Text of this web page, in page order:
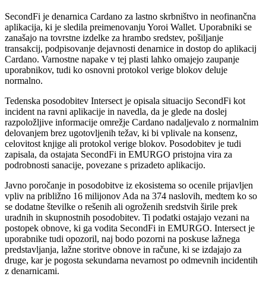
SecondFi je denarnica Cardano za lastno skrbništvo in neofinančna
aplikacija, ki je sledila preimenovanju Yoroi Wallet. Uporabniki se
zanašajo na tovrstne izdelke za hrambo sredstev, pošiljanje
transakcij, podpisovanje dejavnosti denarnice in dostop do aplikacij
Cardano. Varnostne napake v tej plasti lahko omajejo zaupanje
uporabnikov, tudi ko osnovni protokol verige blokov deluje
normalno.
Tedenska posodobitev Intersect je opisala situacijo SecondFi kot
incident na ravni aplikacije in navedla, da je glede na doslej
razpoložljive informacije omrežje Cardano nadaljevalo z normalnim
delovanjem brez ugotovljenih težav, ki bi vplivale na konsenz,
celovitost knjige ali protokol verige blokov. Posodobitev je tudi
zapisala, da ostajata SecondFi in EMURGO pristojna vira za
podrobnosti sanacije, povezane s prizadeto aplikacijo.
Javno poročanje in posodobitve iz ekosistema so ocenile prijavljen
vpliv na približno 16 milijonov Ada na 374 naslovih, medtem ko so
se dodatne številke o rešenih ali ogroženih sredstvih širile prek
uradnih in skupnostnih posodobitev. Ti podatki ostajajo vezani na
postopek obnove, ki ga vodita SecondFi in EMURGO. Intersect je
uporabnike tudi opozoril, naj bodo pozorni na poskuse lažnega
predstavljanja, lažne storitve obnove in račune, ki se izdajajo za
druge, kar je pogosta sekundarna nevarnost po odmevnih incidentih
z denarnicami.